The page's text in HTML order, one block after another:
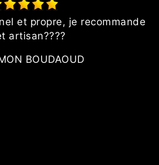
et propre, je recommande
artisan????
BOUDAOUD